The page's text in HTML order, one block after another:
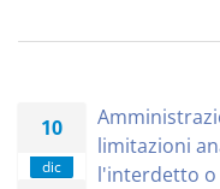
10
dic
limitazioni
l'interdetto o